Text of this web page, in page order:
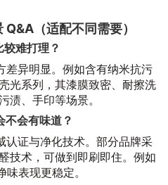
（适配不同需要）
难打理？
差异明显。例如含有纳米抗污
光系列，其漆膜致密、耐擦洗
渍、手印等场景。
不会有味道？
认证与净化技术。部分品牌采
技术，可做到即刷即住。例如
表现更稳定。